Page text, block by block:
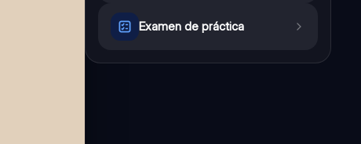
Examen de práctica